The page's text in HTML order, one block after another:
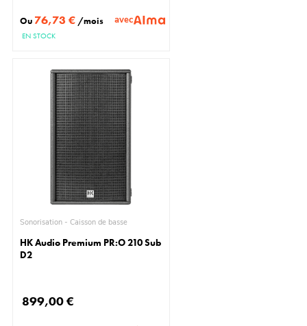
Ou 76,73 € /mois avec
EN STOCK
Sonorisation - Caisson de basse
HK Audio Premium PR:O 210 Sub
D2
899,00 €